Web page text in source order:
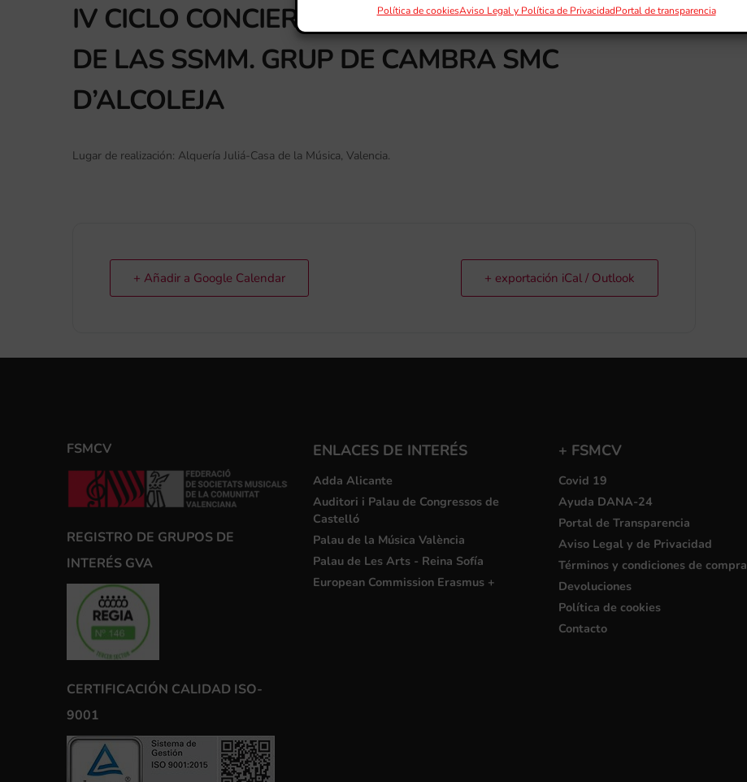
Política de cookiesAviso Legal y Política de PrivacidadPortal de transparencia
IV CICLO CONCIERTOS DE MÚSICA DE CÁMARA
DE LAS SSMM. GRUP DE CAMBRA SMC
D’ALCOLEJA
Lugar de realización: Alquería Juliá-Casa de la Música, Valencia.
+ Añadir a Google Calendar + exportación iCal / Outlook
FSMCV
REGISTRO DE GRUPOS DE
INTERÉS GVA
CERTIFICACIÓN CALIDAD ISO-
9001
ENLACES DE INTERÉS
Adda Alicante
Auditori i Palau de Congressos de
Castelló
Palau de la Música València
Palau de Les Arts - Reina Sofía
European Commission Erasmus +
+ FSMCV
Covid 19
Ayuda DANA-24
Portal de Transparencia
Aviso Legal y de Privacidad
Términos y condiciones de compra
Devoluciones
Política de cookies
Contacto